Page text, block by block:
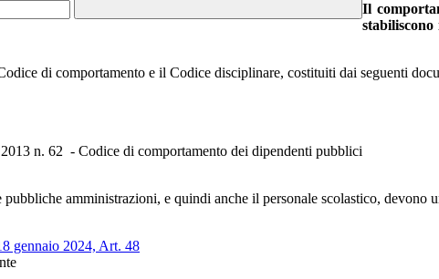
Il
di comportamento e il Codice disciplinare, costituiti dai seguenti
n. 62 - Codice di comportamento dei dipendenti pubblici
amministrazioni, e quindi anche il personale scolastico, devono
gennaio 2024, Art. 48